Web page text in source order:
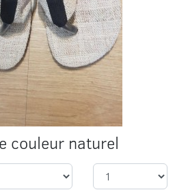
couleur naturel